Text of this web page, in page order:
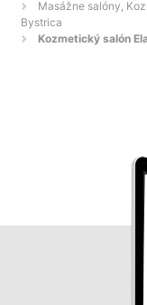
Masážne salóny,
Bystrica
Kozmetický salón